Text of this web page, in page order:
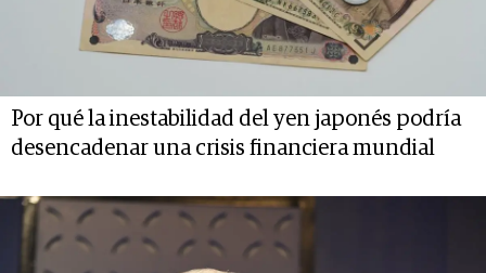
Por qué la inestabilidad del yen japonés podría
desencadenar una crisis financiera mundial